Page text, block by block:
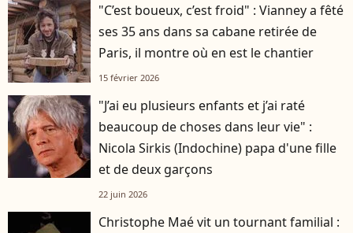
"C’est boueux, c’est froid" : Vianney a fêté
ses 35 ans dans sa cabane retirée de
Paris, il montre où en est le chantier
15 février 2026
"J’ai eu plusieurs enfants et j’ai raté
beaucoup de choses dans leur vie" :
Nicola Sirkis (Indochine) papa d'une fille
et de deux garçons
22 juin 2026
Christophe Maé vit un tournant familial :